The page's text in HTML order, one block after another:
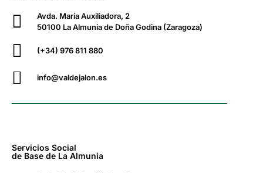
Avda. María Auxiliadora, 2
50100 La Almunia de Doña Godina (Zaragoza)
(+34) 976 811 880
info@valdejalon.es
Servicios Social
de Base de La Almunia